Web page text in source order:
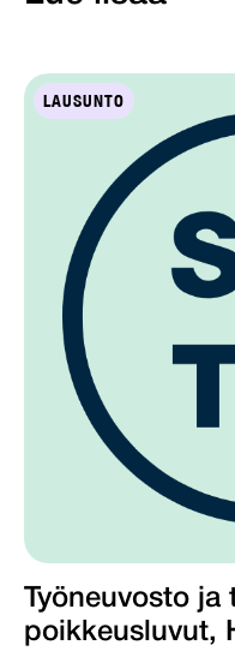
LAUSUNTO
Työneuvosto
poikkeusluvut,